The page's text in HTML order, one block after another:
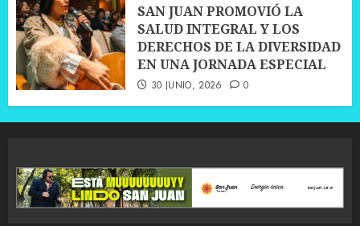
SAN JUAN PROMOVIÓ LA
SALUD INTEGRAL Y LOS
DERECHOS DE LA DIVERSIDAD
EN UNA JORNADA ESPECIAL
30 JUNIO, 2026 0